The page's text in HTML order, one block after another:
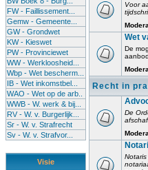
FW - Faillissement...
Gemw - Gemeente...
GW - Grondwet
KW - Kieswet
PW - Provinciewet
WW - Werkloosheid...
Wbp - Wet bescherm...
IB - Wet inkomstbel...
WAO - Wet op de arb..
WWB - W. werk & bij...
RV - W. v. Burgerlijk...
Sr - W. v. Strafrecht
Sv - W. v. Strafvor...
Visie
Voor
Wet
De
Recht in
De